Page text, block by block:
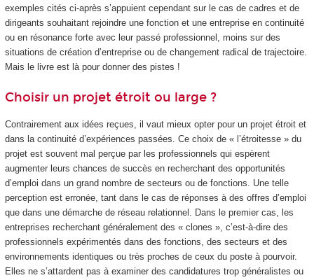
exemples cités ci-après s’appuient cependant sur le cas de cadres et de
dirigeants souhaitant rejoindre une fonction et une entreprise en continuité
ou en résonance forte avec leur passé professionnel, moins sur des
situations de création d’entreprise ou de changement radical de trajectoire.
Mais le livre est là pour donner des pistes !
Choisir un projet étroit ou large ?
Contrairement aux idées reçues, il vaut mieux opter pour un projet étroit et
dans la continuité d’expériences passées. Ce choix de « l’étroitesse » du
projet est souvent mal perçue par les professionnels qui espèrent
augmenter leurs chances de succès en recherchant des opportunités
d’emploi dans un grand nombre de secteurs ou de fonctions. Une telle
perception est erronée, tant dans le cas de réponses à des offres d’emploi
que dans une démarche de réseau relationnel. Dans le premier cas, les
entreprises recherchant généralement des « clones », c’est-à-dire des
professionnels expérimentés dans des fonctions, des secteurs et des
environnements identiques ou très proches de ceux du poste à pourvoir.
Elles ne s’attardent pas à examiner des candidatures trop généralistes ou